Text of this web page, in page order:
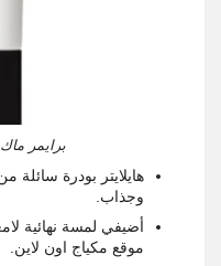
برايمر ماك
هايلايتر بودرة
وجذاب.
أضيفي لمسة نهائية
موقع مكياج اون لاين.